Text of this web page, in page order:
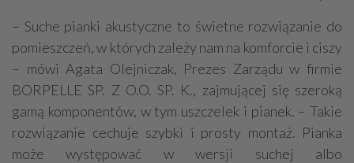
– Suche pianki akustyczne to świetne rozwiązanie do
pomieszczeń, w których zależy nam na komforcie i ciszy
– mówi Agata Olejniczak, Prezes Zarządu w firmie
BORPELLE SP. Z O.O. SP. K., zajmującej się szeroką
gamą komponentów, w tym uszczelek i pianek. – Takie
rozwiązanie cechuje szybki i prosty montaż. Pianka
może występować w wersji suchej albo